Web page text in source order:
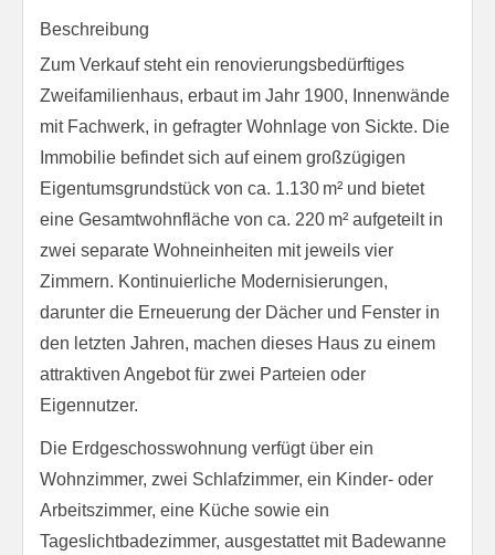
Beschreibung
Zum Verkauf steht ein renovierungsbedürftiges
Zweifamilienhaus, erbaut im Jahr 1900, Innenwände
mit Fachwerk, in gefragter Wohnlage von Sickte. Die
Immobilie befindet sich auf einem großzügigen
Eigentumsgrundstück von ca. 1.130 m² und bietet
eine Gesamtwohnfläche von ca. 220 m² aufgeteilt in
zwei separate Wohneinheiten mit jeweils vier
Zimmern. Kontinuierliche Modernisierungen,
darunter die Erneuerung der Dächer und Fenster in
den letzten Jahren, machen dieses Haus zu einem
attraktiven Angebot für zwei Parteien oder
Eigennutzer.
Die Erdgeschosswohnung verfügt über ein
Wohnzimmer, zwei Schlafzimmer, ein Kinder- oder
Arbeitszimmer, eine Küche sowie ein
Tageslichtbadezimmer, ausgestattet mit Badewanne